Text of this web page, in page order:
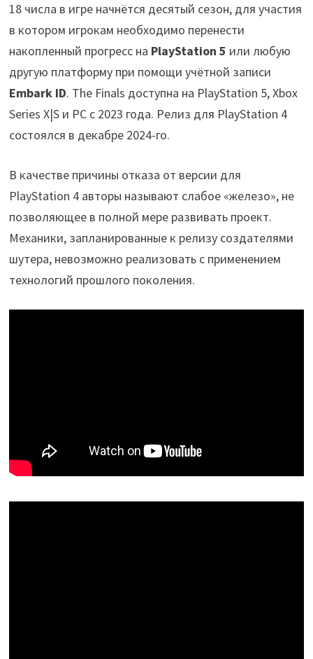
18 числа в игре начнётся десятый сезон, для участия
в котором игрокам необходимо перенести
накопленный прогресс на PlayStation 5 или любую
другую платформу при помощи учётной записи
Embark ID. The Finals доступна на PlayStation 5, Xbox
Series X|S и PC с 2023 года. Релиз для PlayStation 4
состоялся в декабре 2024-го.
В качестве причины отказа от версии для
PlayStation 4 авторы называют слабое «железо», не
позволяющее в полной мере развивать проект.
Механики, запланированные к релизу создателями
шутера, невозможно реализовать с применением
технологий прошлого поколения.